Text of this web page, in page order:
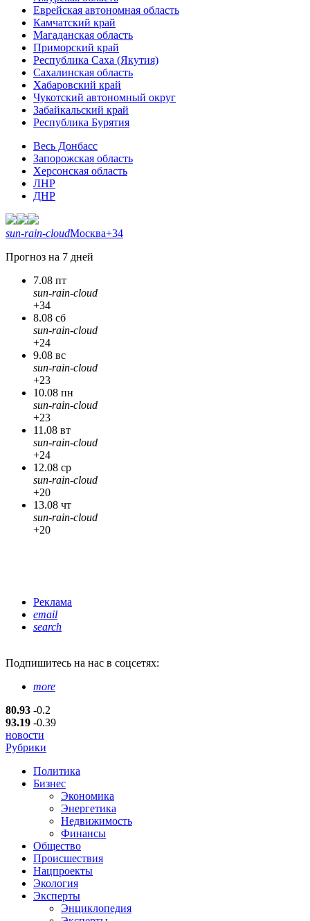
Еврейская автономная область
Камчатский край
Магаданская область
Приморский край
Республика Саха (Якутия)
Сахалинская область
Хабаровский край
Чукотский автономный округ
Забайкальский край
Республика Бурятия
Весь Донбасс
Запорожская область
Херсонская область
ЛНР
ДНР
sun-rain-cloudМосква+34
Прогноз на 7 дней
7.08 пт
sun-rain-cloud
+34
8.08 сб
sun-rain-cloud
+24
9.08 вс
sun-rain-cloud
+23
10.08 пн
sun-rain-cloud
+23
11.08 вт
sun-rain-cloud
+24
12.08 ср
sun-rain-cloud
+20
13.08 чт
sun-rain-cloud
+20
Реклама
email
search
Подпишитесь на нас в соцсетях:
more
80.93 -0.2
93.19 -0.39
новости
Рубрики
Политика
Бизнес
Экономика
Энергетика
Недвижимость
Финансы
Общество
Происшествия
Нацпроекты
Экология
Эксперты
Энциклопедия